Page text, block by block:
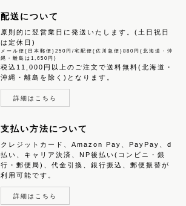
配送について
原則的に翌営業日に発送いたします。(土日祝日
は定休日)
メール便(日本郵便)250円/宅配便(佐川急便)880円(北海道・沖
縄・離島は1,650円)
税込11,000円以上のご注文で送料無料(北海道・
沖縄・離島を除く)となります。
詳細はこちら
支払い方法について
クレジットカード、Amazon Pay、PayPay、d
払い、キャリア決済、NP後払い(コンビニ・銀
行・郵便局)、代金引換、銀行振込、郵便振替が
利用可能です。
詳細はこちら